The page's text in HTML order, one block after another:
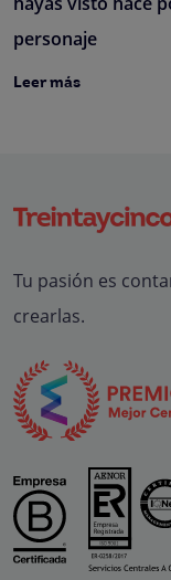
personaje
Leer más
Tu pasión es
crearlas.